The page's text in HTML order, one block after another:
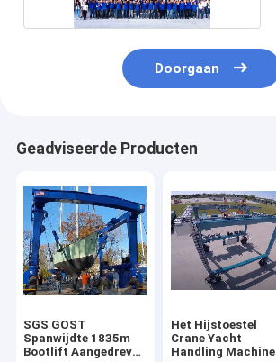
Doorgaan
Geadviseerde Producten
SGS GOST
Spanwijdte 1835m
Bootlift Aangedreven
Het Hijstoestel
Crane Yacht
Handling Machine